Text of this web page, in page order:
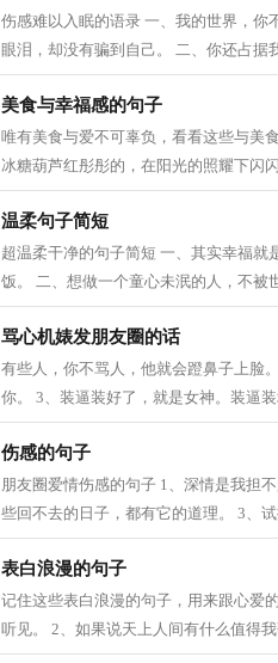
伤感难以入眠的语录 一、我的世界，你
眼泪，却没有骗到自己。 二、你还占据
美食与幸福感的句子
唯有美食与爱不可辜负，看看这些与美
冰糖葫芦红彤彤的，在阳光的照耀下闪
温柔句子简短
超温柔干净的句子简短 一、其实幸福
饭。 二、想做一个童心未泯的人，不被
骂心机婊发朋友圈的话
有些人，你不骂人，他就会蹬鼻子上脸
你。 3、装逼装好了，就是女神。装逼
伤感的句子
朋友圈爱情伤感的句子 1、深情是我担
些回不去的日子，都有它的道理。 3、
表白浪漫的句子
记住这些表白浪漫的句子，用来跟心爱
听见。 2、如果说天上人间有什么值得